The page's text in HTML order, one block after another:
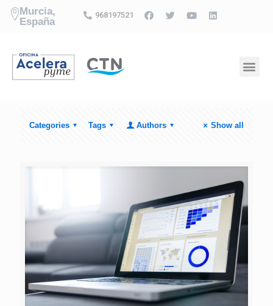
Murcia,
España
968197521
Categories Tags Authors Show all